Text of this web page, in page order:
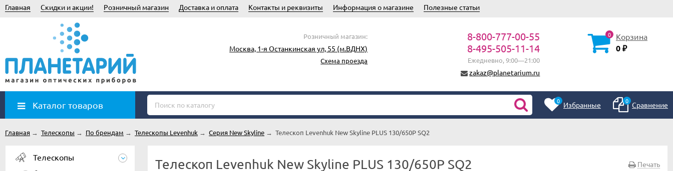
Главная Скидки и акции! Розничный магазин Доставка и оплата Контакты и реквизиты Информация о магазине Полезные статьи
Розничный магазин:
Москва, 1-я Останкинская ул, 55 (м.ВДНХ)
Схема проезда
8-800-777-00-55
8-495-505-11-14
Ежедневно, 9:00—21:00
zakaz@planetarium.ru
0 Корзина
0 ₽
Каталог товаров 0 Избранные 0 Сравнение
Главная → Телескопы → По брендам → Телескопы Levenhuk → Серия New Skyline → Телескоп Levenhuk New Skyline PLUS 130/650P SQ2
Телескопы
Печать
Телескоп Levenhuk New Skyline PLUS 130/650P SQ2